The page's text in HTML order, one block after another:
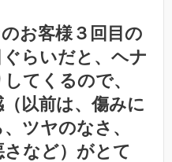
お客様３回目の
らいだと、ヘナ
てくるので、
以前は、傷みに
ツヤのなさ、
など）がとて